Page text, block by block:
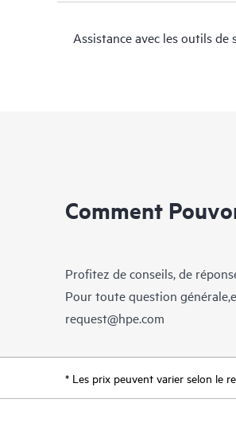
Assistance avec les outils de
Comment
Profitez de conseils, de
Pour toute question
request@hpe.com
* Les prix peuvent varier selon le